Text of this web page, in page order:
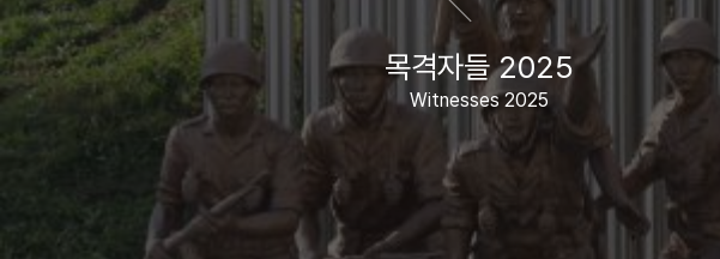
목격자들 2025
Witnesses 2025